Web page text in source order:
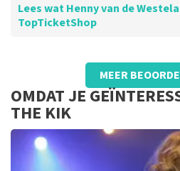
Lees wat Henny van de Westelaken schreef over
TopTicketShop
Beoordeling van Henny van de
OPLICHTERS!
Voor 2 kaartjes aan
betaald, terwijl een kaartjes
kosten Daarbij ook nog een
stelletje oplichters!
MEER
OMDAT JE
THE KIK